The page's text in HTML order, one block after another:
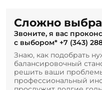
Сложно
Звоните, я вас
с выбором* +7 (343)
Знаю, как подобрать
балансировочный
решить ваши
профессиональный